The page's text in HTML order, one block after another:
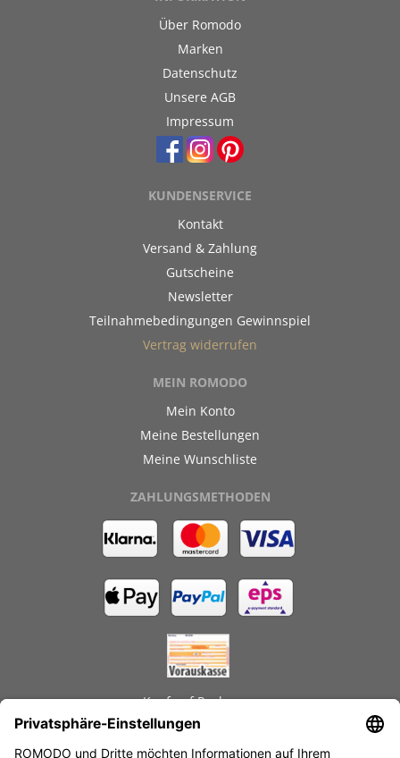
Über Romodo
Marken
Datenschutz
Unsere AGB
Impressum
KUNDENSERVICE
Kontakt
Versand & Zahlung
Gutscheine
Newsletter
Teilnahmebedingungen Gewinnspiel
Vertrag widerrufen
MEIN ROMODO
Mein Konto
Meine Bestellungen
Meine Wunschliste
ZAHLUNGSMETHODEN
Kauf auf Rechnung